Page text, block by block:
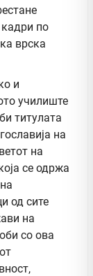
и
училиште
титулата
на
на
се одржа
од сите
на
со ова